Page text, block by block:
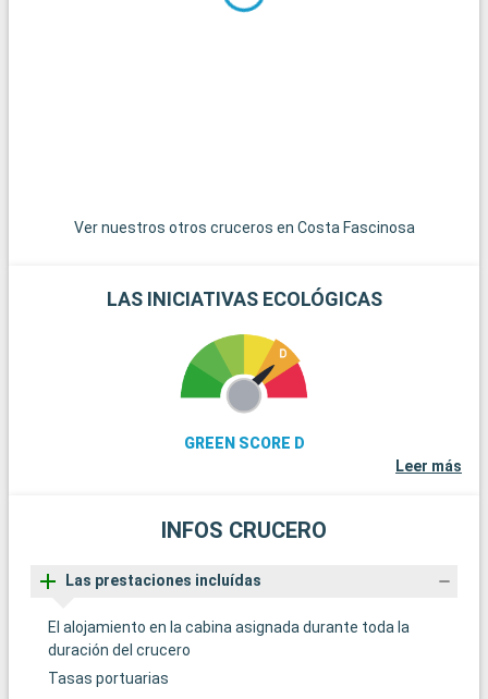
Ver nuestros otros cruceros en Costa Fascinosa
LAS INICIATIVAS ECOLÓGICAS
GREEN SCORE D
Leer más
INFOS CRUCERO
Las prestaciones incluídas
El alojamiento en la cabina asignada durante toda la
duración del crucero
Tasas portuarias